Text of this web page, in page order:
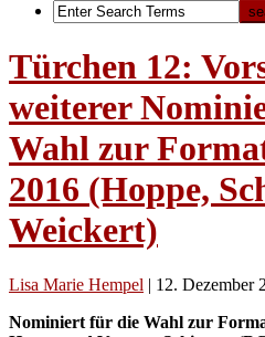
Türchen 12:
weiterer
Wahl zur
2016 (Hoppe,
Weickert)
Lisa Marie Hempel | 12. Dezember
Nominiert für die Wahl zur